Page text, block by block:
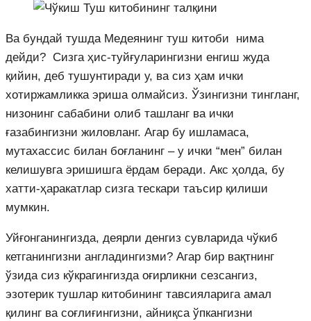
Ва бундай тушда Медеянинг туш китоби нима
дейди? Сизга ҳис-туйғуларингизни енгиш жуда
қийин, деб тушунтиради у, ва сиз ҳам ички
хотиржамликка эриша олмайсиз. Ўзингизни тингланг,
низонинг сабабини олиб ташланг ва ички
ғазабингизни жиловланг. Агар бу ишламаса,
мутахассис билан боғланинг – у ички “мен” билан
келишувга эришишга ёрдам беради. Акс ҳолда, бу
хатти-ҳаракатлар сизга тескари таъсир қилиши
мумкин.
Уйғонганингизда, деярли денгиз сувларида чўкиб
кетганингизни англадингизми? Агар бир вақтнинг
ўзида сиз кўкрагингизда оғирликни сезсангиз,
эзотерик тушлар китобининг тавсияларига амал
қилинг ва соғлиғингизни, айниқса ўпкангизни